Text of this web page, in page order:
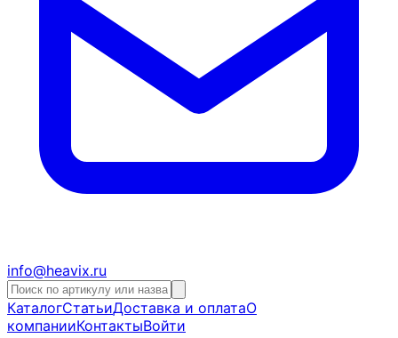
info@heavix.ru
КаталогСтатьиДоставка и оплатаО
компанииКонтактыВойти